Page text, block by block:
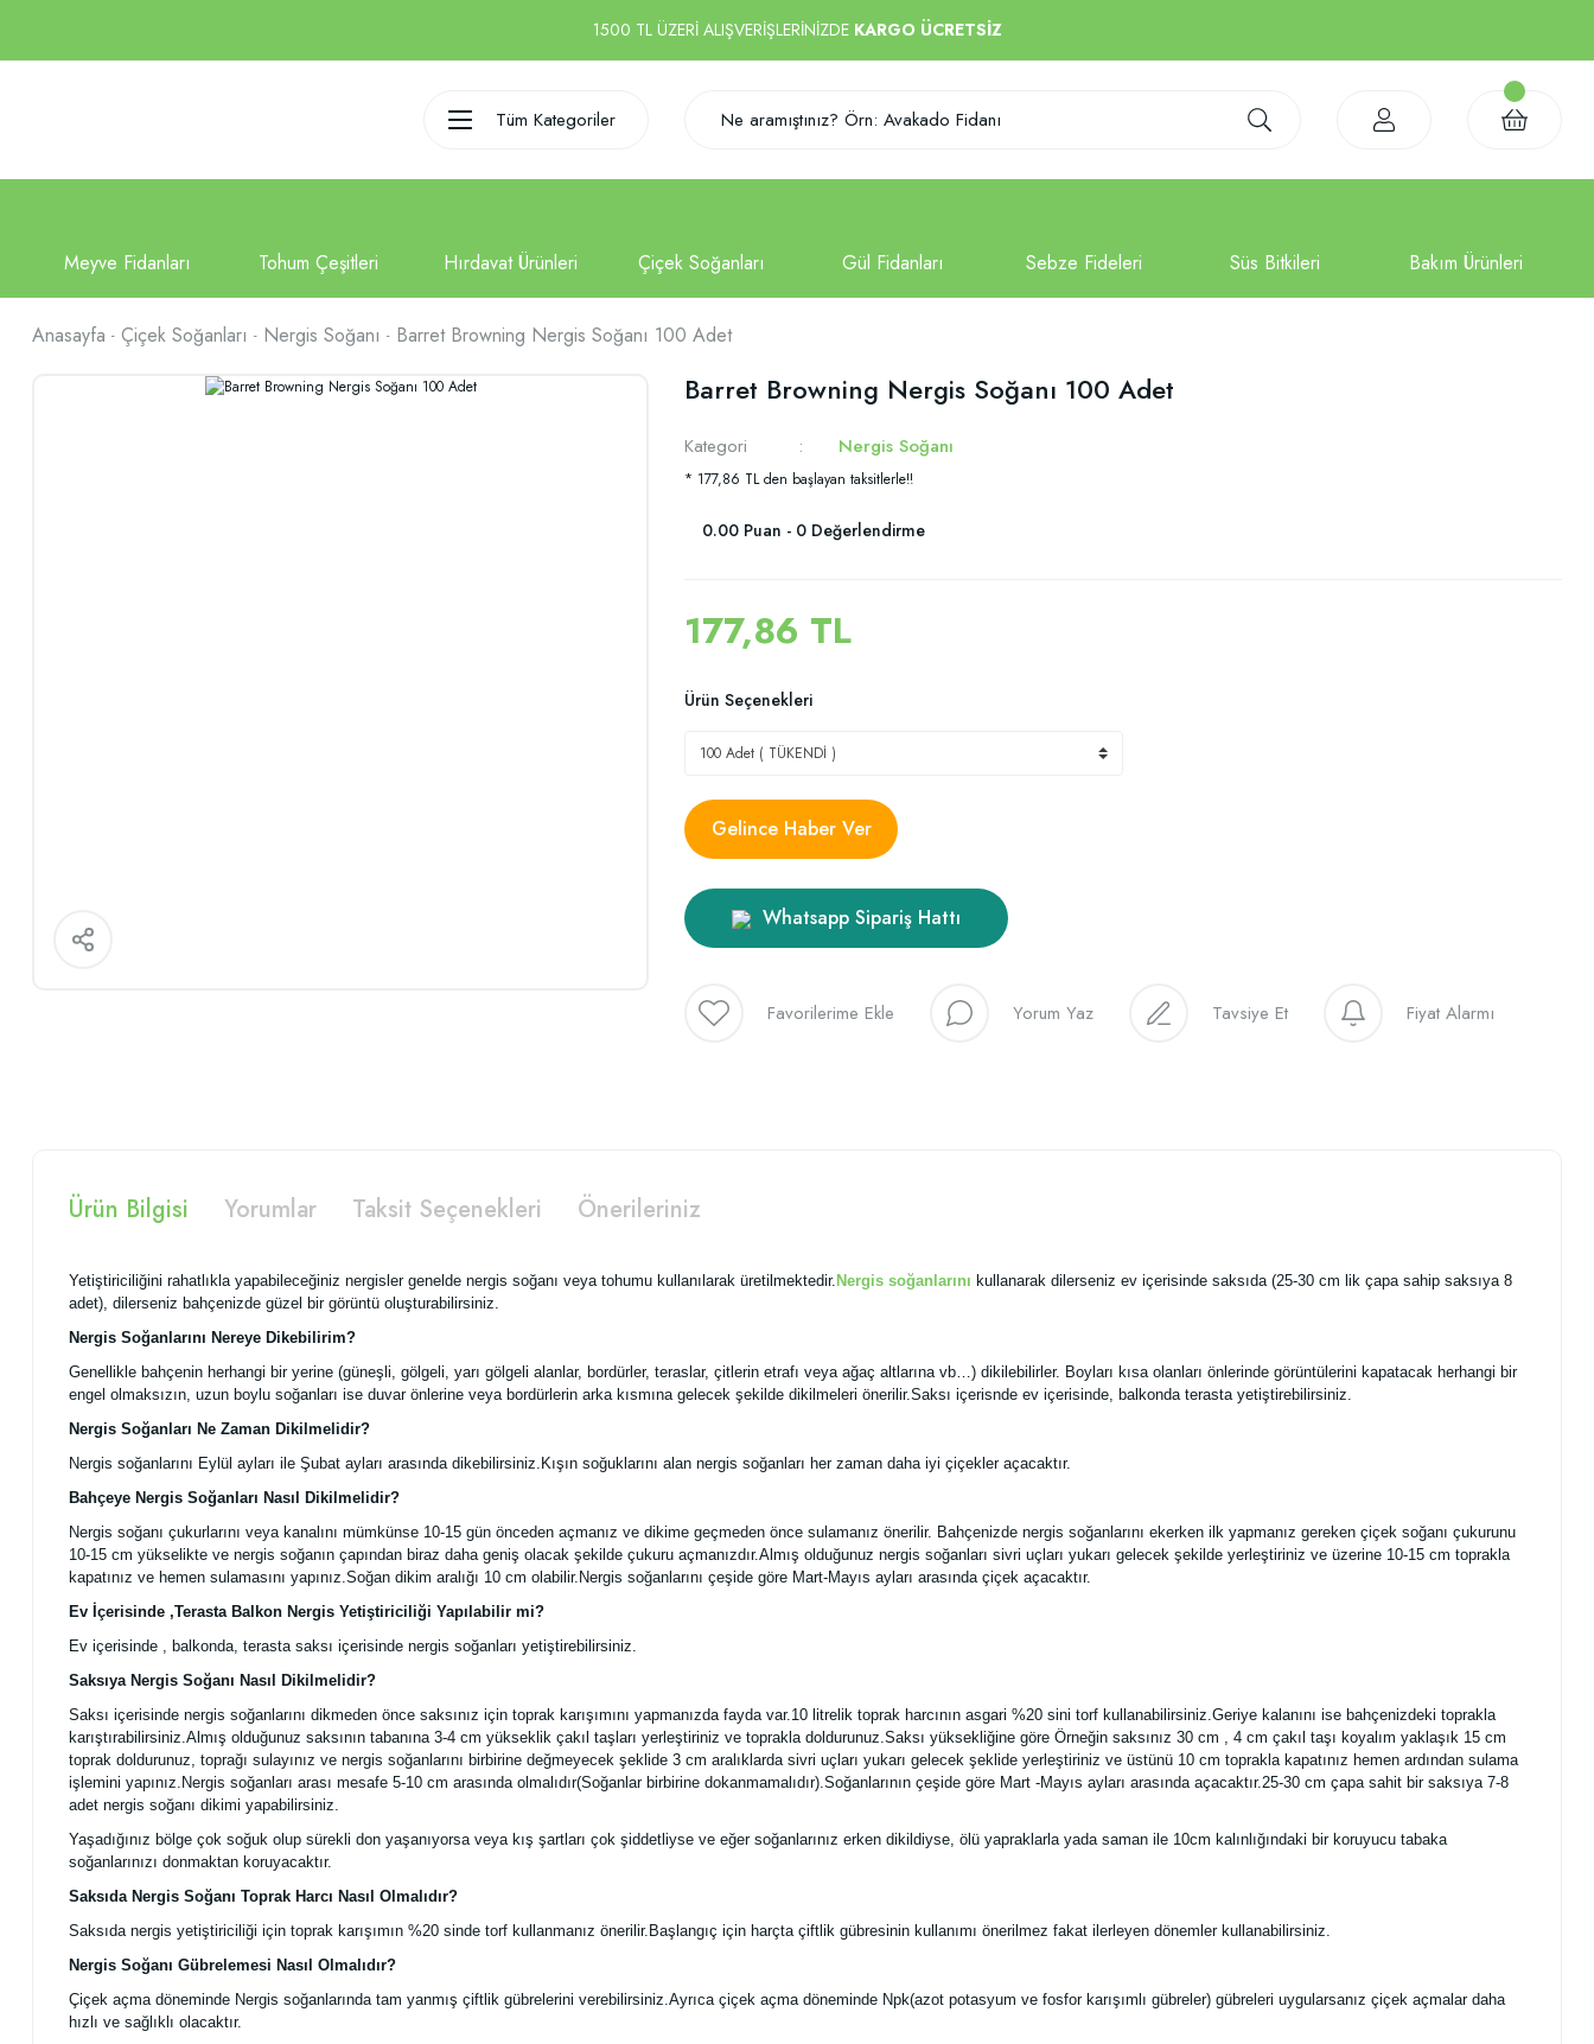
1500 TL ÜZERİ ALIŞVERİŞLERİNİZDE KARGO ÜCRETSİZ
Tüm Kategoriler
Anasayfa Çiçek Soğanları Nergis Soğanı Barret Browning Nergis Soğanı 100 Adet
Barret Browning Nergis Soğanı 100 Adet
Kategori Nergis Soğanı
* 177,86 TL den başlayan taksitlerle!!
0.00 Puan - 0 Değerlendirme
177,86 TL
Ürün Seçenekleri
Gelince Haber Ver
Whatsapp Sipariş Hattı
Yorum Yaz Tavsiye Et Fiyat Alarmı
Ürün Bilgisi Yorumlar Taksit Seçenekleri Önerileriniz
Yetiştiriciliğini rahatlıkla yapabileceğiniz nergisler genelde nergis soğanı veya tohumu kullanılarak üretilmektedir. Nergis soğanlarını kullanarak dilerseniz ev içerisinde saksıda (25-30 cm lik çapa sahip saksıya 8
adet), dilerseniz bahçenizde güzel bir görüntü oluşturabilirsiniz.
Nergis Soğanlarını Nereye Dikebilirim?
Genellikle bahçenin herhangi bir yerine (güneşli, gölgeli, yarı gölgeli alanlar, bordürler, teraslar, çitlerin etrafı veya ağaç altlarına vb…) dikilebilirler. Boyları kısa olanları önlerinde görüntülerini kapatacak herhangi bir
engel olmaksızın, uzun boylu soğanları ise duvar önlerine veya bordürlerin arka kısmına gelecek şekilde dikilmeleri önerilir.Saksı içerisnde ev içerisinde, balkonda terasta yetiştirebilirsiniz.
Nergis Soğanları Ne Zaman Dikilmelidir?
Nergis soğanlarını Eylül ayları ile Şubat ayları arasında dikebilirsiniz.Kışın soğuklarını alan nergis soğanları her zaman daha iyi çiçekler açacaktır.
Bahçeye Nergis Soğanları Nasıl Dikilmelidir?
Nergis soğanı çukurlarını veya kanalını mümkünse 10-15 gün önceden açmanız ve dikime geçmeden önce sulamanız önerilir. Bahçenizde nergis soğanlarını ekerken ilk yapmanız gereken çiçek soğanı çukurunu
10-15 cm yükselikte ve nergis soğanın çapından biraz daha geniş olacak şekilde çukuru açmanızdır.Almış olduğunuz nergis soğanları sivri uçları yukarı gelecek şekilde yerleştiriniz ve üzerine 10-15 cm toprakla
kapatınız ve hemen sulamasını yapınız.Soğan dikim aralığı 10 cm olabilir.Nergis soğanlarını çeşide göre Mart-Mayıs ayları arasında çiçek açacaktır.
Ev İçerisinde ,Terasta Balkon Nergis Yetiştiriciliği Yapılabilir mi?
Ev içerisinde , balkonda, terasta saksı içerisinde nergis soğanları yetiştirebilirsiniz.
Saksıya Nergis Soğanı Nasıl Dikilmelidir?
Saksı içerisinde nergis soğanlarını dikmeden önce saksınız için toprak karışımını yapmanızda fayda var.10 litrelik toprak harcının asgari %20 sini torf kullanabilirsiniz.Geriye kalanını ise bahçenizdeki toprakla
karıştırabilirsiniz.Almış olduğunuz saksının tabanına 3-4 cm yükseklik çakıl taşları yerleştiriniz ve toprakla doldurunuz.Saksı yüksekliğine göre Örneğin saksınız 30 cm , 4 cm çakıl taşı koyalım yaklaşık 15 cm
toprak doldurunuz, toprağı sulayınız ve nergis soğanlarını birbirine değmeyecek şeklide 3 cm aralıklarda sivri uçları yukarı gelecek şeklide yerleştiriniz ve üstünü 10 cm toprakla kapatınız hemen ardından sulama
işlemini yapınız.Nergis soğanları arası mesafe 5-10 cm arasında olmalıdır(Soğanlar birbirine dokanmamalıdır).Soğanlarının çeşide göre Mart -Mayıs ayları arasında açacaktır.25-30 cm çapa sahit bir saksıya 7-8
adet nergis soğanı dikimi yapabilirsiniz.
Yaşadığınız bölge çok soğuk olup sürekli don yaşanıyorsa veya kış şartları çok şiddetliyse ve eğer soğanlarınız erken dikildiyse, ölü yapraklarla yada saman ile 10cm kalınlığındaki bir koruyucu tabaka
soğanlarınızı donmaktan koruyacaktır.
Saksıda Nergis Soğanı Toprak Harcı Nasıl Olmalıdır?
Saksıda nergis yetiştiriciliği için toprak karışımın %20 sinde torf kullanmanız önerilir.Başlangıç için harçta çiftlik gübresinin kullanımı önerilmez fakat ilerleyen dönemler kullanabilirsiniz.
Nergis Soğanı Gübrelemesi Nasıl Olmalıdır?
Çiçek açma döneminde Nergis soğanlarında tam yanmış çiftlik gübrelerini verebilirsiniz.Ayrıca çiçek açma döneminde Npk(azot potasyum ve fosfor karışımlı gübreler) gübreleri uygularsanız çiçek açmalar daha
hızlı ve sağlıklı olacaktır.